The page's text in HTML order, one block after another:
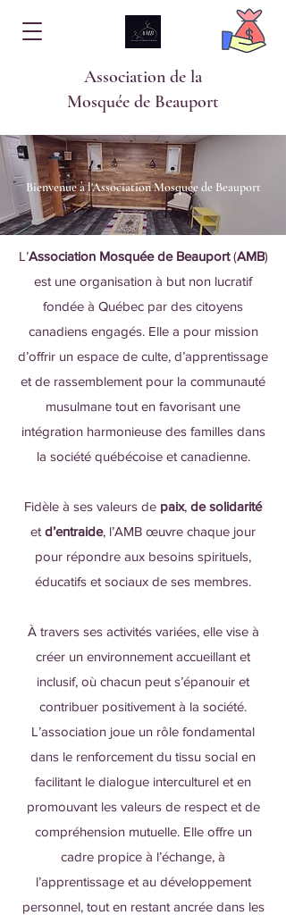
Association de la
Mosquée de Beauport
Bienvenue à l'Association Mosquée de Beauport
​L’Association Mosquée de Beauport(AMB)
est une organisation à but non lucratif
fondée à Québec par des citoyens
canadiens engagés. Elle a pour mission
d’offrir un espace de culte, d’apprentissage
et de rassemblement pour la communauté
musulmane tout en favorisant une
intégration harmonieuse des familles dans
la société québécoise et canadienne.
Fidèle à ses valeurs de paix, de solidarité
et d’entraide, l’AMB œuvre chaque jour
pour répondre aux besoins spirituels,
éducatifs et sociaux de ses membres.
À travers ses activités variées, elle vise à
créer un environnement accueillant et
inclusif, où chacun peut s’épanouir et
contribuer positivement à la société.
L’association joue un rôle fondamental
dans le renforcement du tissu social en
facilitant le dialogue interculturel et en
promouvant les valeurs de respect et de
compréhension mutuelle. Elle offre un
cadre propice à l’échange, à
l’apprentissage et au développement
personnel, tout en restant ancrée dans les